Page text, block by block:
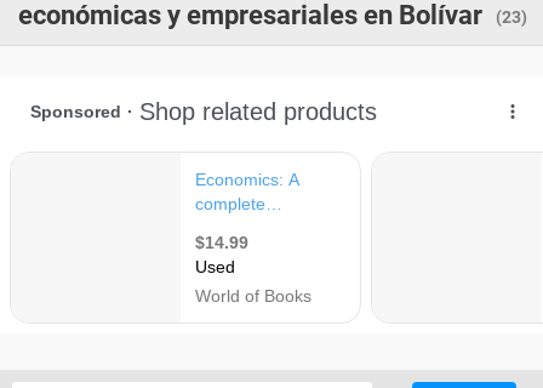
económicas y empresariales en Bolívar
(23)